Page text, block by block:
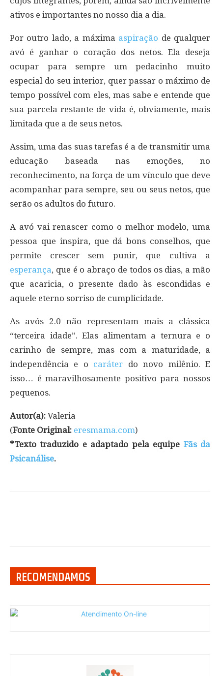
ativos e importantes no nosso dia a dia.
Por outro lado, a máxima aspiração de qualquer
avó é ganhar o coração dos netos. Ela deseja
ocupar para sempre um pedacinho muito
especial do seu interior, quer passar o máximo de
tempo possível com eles, mas sabe e entende que
sua parcela restante de vida é, obviamente, mais
limitada que a de seus netos.
Assim, uma das suas tarefas é a de transmitir uma
educação baseada nas emoções, no
reconhecimento, na força de um vínculo que deve
acompanhar para sempre, seu ou seus netos, que
serão os adultos do futuro.
A avó vai renascer como o melhor modelo, uma
pessoa que inspira, que dá bons conselhos, que
permite crescer sem punir, que cultiva a
esperança, que é o abraço de todos os dias, a mão
que acaricia, o presente dado às escondidas e
aquele eterno sorriso de cumplicidade.
As avós 2.0 não representam mais a clássica
“terceira idade”. Elas alimentam a ternura e o
carinho de sempre, mas com a maturidade, a
independência e o caráter do novo milênio. E
isso… é maravilhosamente positivo para nossos
pequenos.
Autor(a): Valeria
(Fonte Original: eresmama.com)
*Texto traduzido e adaptado pela equipe Fãs da
Psicanálise.
RECOMENDAMOS